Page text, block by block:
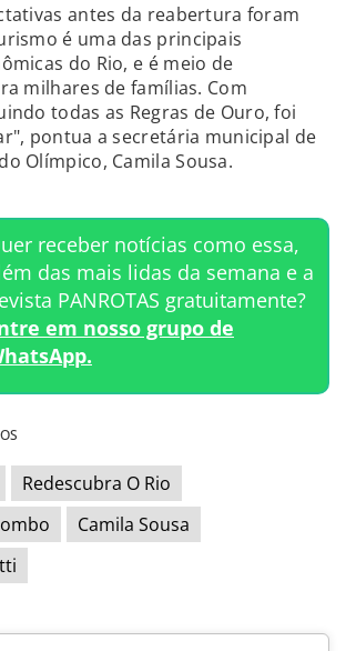
antes da reabertura foram
é uma das principais
do Rio, e é meio de
milhares de famílias. Com
todas as Regras de Ouro, foi
pontua a secretária municipal de
Olímpico, Camila Sousa.
receber notícias como essa,
das mais lidas da semana e a
PANROTAS gratuitamente?
em nosso grupo de
Redescubra O Rio
Camila Sousa